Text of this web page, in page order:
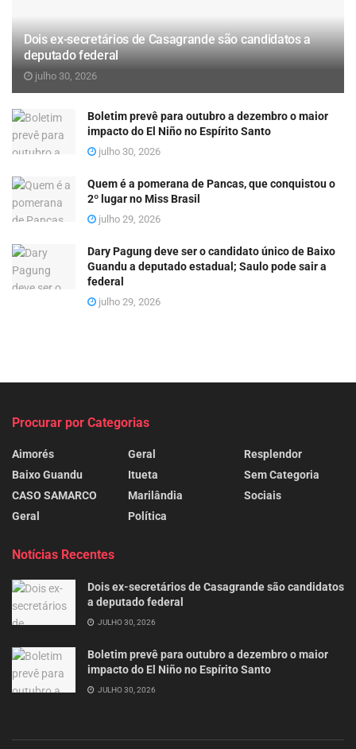
Dois ex-secretários de Casagrande são candidatos a
deputado federal
julho 30, 2026
Boletim prevê para outubro a dezembro o maior
impacto do El Niño no Espírito Santo
julho 30, 2026
Quem é a pomerana de Pancas, que conquistou o
2º lugar no Miss Brasil
julho 29, 2026
Dary Pagung deve ser o candidato único de Baixo
Guandu a deputado estadual; Saulo pode sair a
federal
julho 29, 2026
Procurar por Categorias
Aimorés
Baixo Guandu
CASO SAMARCO
Geral
Geral
Itueta
Marilândia
Política
Resplendor
Sem Categoria
Sociais
Notícias Recentes
Dois ex-secretários de Casagrande são candidatos
a deputado federal
JULHO 30, 2026
Boletim prevê para outubro a dezembro o maior
impacto do El Niño no Espírito Santo
JULHO 30, 2026